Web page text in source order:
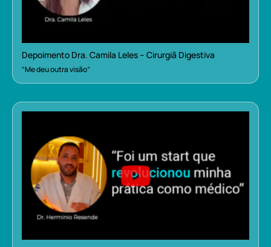
Depoimento Dra. Camila Leles – Cirurgiã Digestiva
“Me deu outra visão”